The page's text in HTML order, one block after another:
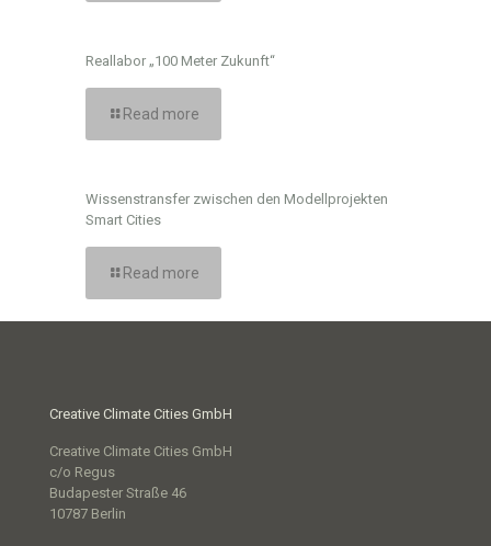
Reallabor „100 Meter Zukunft“
Read more
Wissenstransfer zwischen den Modellprojekten
Smart Cities
Read more
Creative Climate Cities GmbH
Creative Climate Cities GmbH
c/o Regus
Budapester Straße 46
10787 Berlin